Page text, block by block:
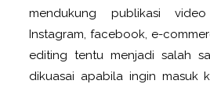
mendukung publikasi
Instagram, facebook, e-
editing tentu menjadi salah
dikuasai apabila ingin masuk